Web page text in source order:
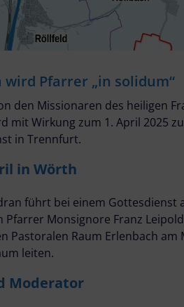
wird Pfarrer „in solidum“
den Missionaren des heiligen
mit Wirkung zum 1. April 2025
in Trennfurt.
in Wörth
führt bei einem
Pfarrer Monsignore Franz
Pastoralen Raum Erlenbach am
leiten.
Moderator